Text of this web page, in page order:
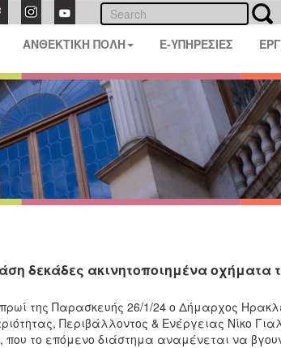
ΑΝΘΕΚΤΙΚΗ ΠΟΛΗ E-ΥΠΗΡΕΣΙΕΣ
δεκάδες ακινητοποιημένα οχήματα
της Παρασκευής 26/1/24 ο Δήμαρχος
Περιβάλλοντος & Ενέργειας Νίκο
το επόμενο διάστημα αναμένεται να